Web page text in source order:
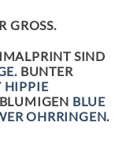
GROSS.
SIND
. BUNTER
HIPPIE
BLUE
OHRRINGEN.